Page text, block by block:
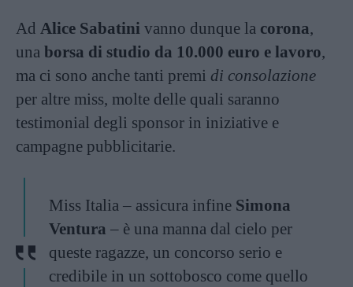
Ad Alice Sabatini vanno dunque la corona,
una borsa di studio da 10.000 euro e lavoro,
ma ci sono anche tanti premi di consolazione
per altre miss, molte delle quali saranno
testimonial degli sponsor in iniziative e
campagne pubblicitarie.
Miss Italia – assicura infine Simona
Ventura – è una manna dal cielo per
queste ragazze, un concorso serio e
credibile in un sottobosco come quello